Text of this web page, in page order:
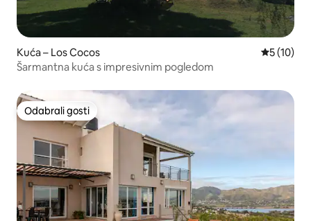
Kuća – Los Cocos Prosječna
5 (10)
Šarmantna kuća s impresivnim pogledom
Odabrali gosti
Odabrali gosti